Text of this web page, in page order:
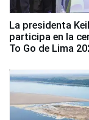
La presidenta
participa en la
To Go de Lima